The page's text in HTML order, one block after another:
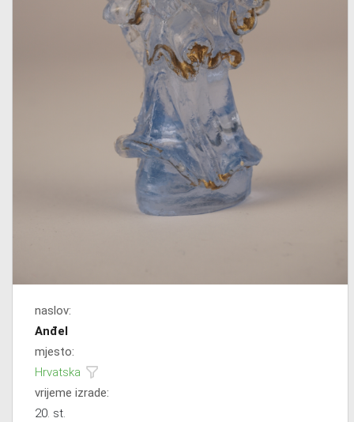
naslov:
Anđel
mjesto:
Hrvatska
vrijeme izrade:
20. st.